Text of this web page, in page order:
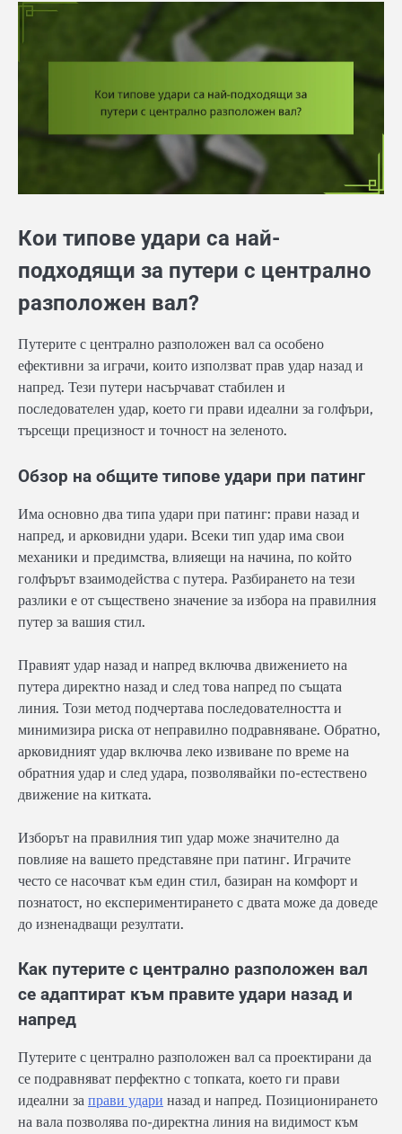
Кои типове удари са най-
подходящи за путери с централно
разположен вал?
Путерите с централно разположен вал са особено
ефективни за играчи, които използват прав удар назад и
напред. Тези путери насърчават стабилен и
последователен удар, което ги прави идеални за голфъри,
търсещи прецизност и точност на зеленото.
Обзор на общите типове удари при патинг
Има основно два типа удари при патинг: прави назад и
напред, и арковидни удари. Всеки тип удар има свои
механики и предимства, влияещи на начина, по който
голфърът взаимодейства с путера. Разбирането на тези
разлики е от съществено значение за избора на правилния
путер за вашия стил.
Правият удар назад и напред включва движението на
путера директно назад и след това напред по същата
линия. Този метод подчертава последователността и
минимизира риска от неправилно подравняване. Обратно,
арковидният удар включва леко извиване по време на
обратния удар и след удара, позволявайки по-естествено
движение на китката.
Изборът на правилния тип удар може значително да
повлияе на вашето представяне при патинг. Играчите
често се насочват към един стил, базиран на комфорт и
познатост, но експериментирането с двата може да доведе
до изненадващи резултати.
Как путерите с централно разположен вал
се адаптират към правите удари назад и
напред
Путерите с централно разположен вал са проектирани да
се подравняват перфектно с топката, което ги прави
идеални за прави удари назад и напред. Позиционирането
на вала позволява по-директна линия на видимост към